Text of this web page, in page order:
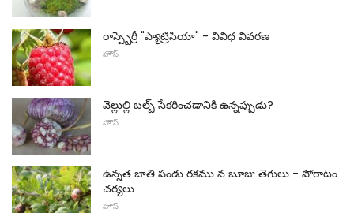
రాస్ప్బెర్రీ "ప్యాట్రిసియా" - వివిధ వివరణ
హౌస్
వెల్లుల్లి బల్బ్ సేకరించడానికి ఉన్నప్పుడు?
హౌస్
ఉన్నత జాతి పండు రకము న బూజు తెగులు - పోరాటం
చర్యలు
హౌస్